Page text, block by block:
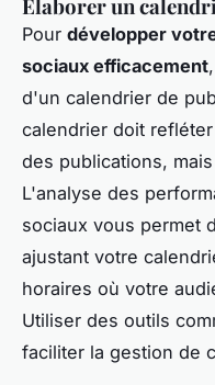
Élaborer un
Pour développer
sociaux efficacement
d'un calendrier de
calendrier doit
des publications,
L'analyse des
sociaux vous permet
ajustant votre
horaires où votre
Utiliser des outils
faciliter la gestion de